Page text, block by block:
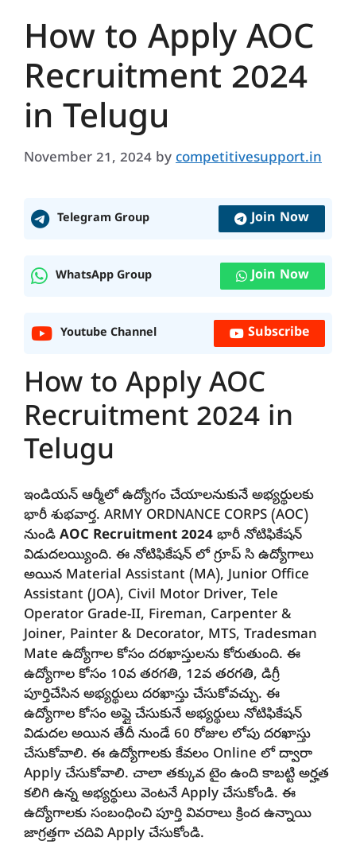
How to Apply AOC
Recruitment 2024
in Telugu
November 21, 2024 by competitivesupport.in
Telegram Group Join Now
WhatsApp Group Join Now
Youtube Channel Subscribe
How to Apply AOC
Recruitment 2024 in
Telugu
ఇండియన్ ఆర్మీలో ఉద్యోగం చేయాలనుకునే అభ్యర్థులకు
భారీ శుభవార్త. ARMY ORDNANCE CORPS (AOC)
నుండి AOC Recruitment 2024 భారీ నోటిఫికేషన్
విడుదలయ్యింది. ఈ నోటిఫికేషన్ లో గ్రూప్ సి ఉద్యోగాలు
అయిన Material Assistant (MA), Junior Office
Assistant (JOA), Civil Motor Driver, Tele
Operator Grade-II, Fireman, Carpenter &
Joiner, Painter & Decorator, MTS, Tradesman
Mate ఉద్యోగాల కోసం దరఖాస్తులను కోరుతుంది. ఈ
ఉద్యోగాల కోసం 10వ తరగతి, 12వ తరగతి, డిగ్రీ
పూర్తిచేసిన అభ్యర్థులు దరఖాస్తు చేసుకోవచ్చు. ఈ
ఉద్యోగాల కోసం అప్లై చేసుకునే అభ్యర్థులు నోటిఫికేషన్
విడుదల అయిన తేదీ నుండే 60 రోజుల లోపు దరఖాస్తు
చేసుకోవాలి. ఈ ఉద్యోగాలకు కేవలం Online లో ద్వారా
Apply చేసుకోవాలి. చాలా తక్కువ టైం ఉంది కాబట్టి అర్హత
కలిగి ఉన్న అభ్యర్థులు వెంటనే Apply చేసుకోండి. ఈ
ఉద్యోగాలకు సంబంధించి పూర్తి వివరాలు క్రింద ఉన్నాయి
జాగ్రత్తగా చదివి Apply చేసుకోండి.